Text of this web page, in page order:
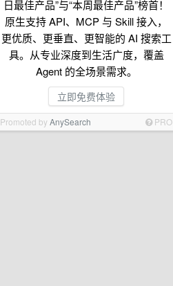
日最佳产品”与“本周最佳产品”榜首！
原生支持 API、MCP 与 Skill 接入，
更优质、更垂直、更智能的 AI 搜索工
具。从专业深度到生活广度，覆盖
Agent 的全场景需求。
立即免费体验
Promoted byAnySearch PRO